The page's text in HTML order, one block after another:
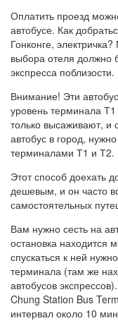
Оплатить проезд
автобусе. Как
Гонконге,
выбора отеля должно
экспресса поблизости.
Внимание! Эти
уровень терминала
только высаживают, и
автобус в город,
терминалами Т1 и Т2.
Этот способ доехать
дешевым, и он часто
самостоятельных
Вам нужно сесть на
остановка
спускаться к ней
терминала (там же
автобусов
Chung Station Bus
интервал около 10